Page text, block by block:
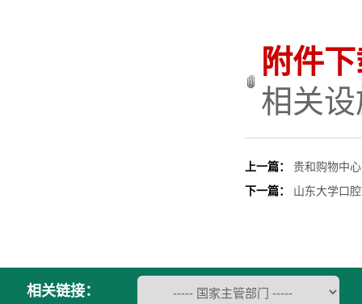
附件
相关
上一篇：
贵和购物中
下一篇：
山东大学口
相关链接：